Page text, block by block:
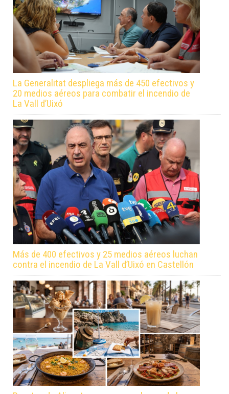
La Generalitat despliega más de 450 efectivos y
20 medios aéreos para combatir el incendio de
La Vall d’Uixó
Más de 400 efectivos y 25 medios aéreos luchan
contra el incendio de La Vall d’Uixó en Castellón